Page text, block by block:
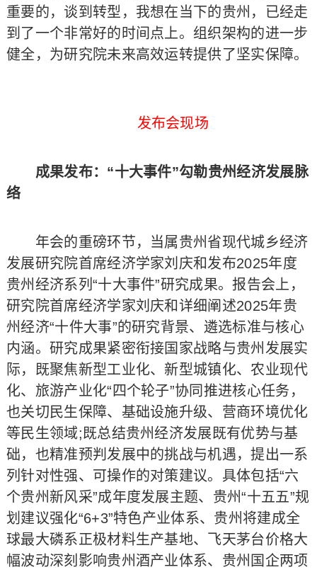
重要的，谈到转型，我想在当下的贵州，已经走
到了一个非常好的时间点上。组织架构的进一步
健全，为研究院未来高效运转提供了坚实保障。
发布会现场
成果发布：“十大事件”勾勒贵州经济发展脉
络
年会的重磅环节，当属贵州省现代城乡经济
发展研究院首席经济学家刘庆和发布2025年度
贵州经济系列“十大事件”研究成果。报告会上，
研究院首席经济学家刘庆和详细阐述2025年贵
州经济“十件大事”的研究背景、遴选标准与核心
内涵。研究成果紧密衔接国家战略与贵州发展实
际，既聚焦新型工业化、新型城镇化、农业现代
化、旅游产业化“四个轮子”协同推进核心任务，
也关切民生保障、基础设施升级、营商环境优化
等民生领域;既总结贵州经济发展既有优势与基
础，也精准预判发展中的挑战与机遇，提出一系
列针对性强、可操作的对策建议。具体包括“六
个贵州新风采”成年度发展主题、贵州“十五五”规
划建议强化“6+3”特色产业体系、贵州将建成全
球最大磷系正极材料生产基地、飞天茅台价格大
幅波动深刻影响贵州酒产业体系、贵州国企两项